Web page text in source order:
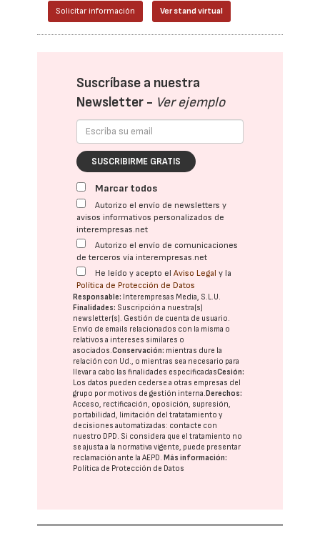
Solicitar información Ver stand virtual
Suscríbase a nuestra
Newsletter - Ver ejemplo
SUSCRIBIRME GRATIS
Marcar todos
Autorizo el envío de newsletters y
avisos informativos personalizados de
interempresas.net
Autorizo el envío de comunicaciones
de terceros vía interempresas.net
He leído y acepto elAviso Legal y la
Política de Protección de Datos
Responsable: Interempresas Media, S.L.U.
Finalidades: Suscripción a nuestra(s)
newsletter(s). Gestión de cuenta de usuario.
Envío de emails relacionados con la misma o
relativos a intereses similares o
asociados.Conservación: mientras dure la
relación con Ud., o mientras sea necesario para
llevar a cabo las finalidades especificadasCesión:
Los datos pueden cederse a otras empresas del
grupo por motivos de gestión interna.Derechos:
Acceso, rectificación, oposición, supresión,
portabilidad, limitación del tratatamiento y
decisiones automatizadas: contacte con
nuestro DPD. Si considera que el tratamiento no
se ajusta a la normativa vigente, puede presentar
reclamación ante laAEPD.Más información:
Política de Protección de Datos